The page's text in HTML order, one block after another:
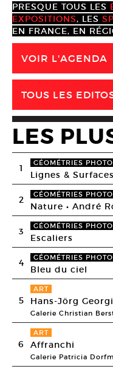
PRESQUE TOUS LES
EXPOSITIONS, LES
EN FRANCE, EN
VOIR L'AGENDA
TOUS LES
LES
1 GÉOMÉTRIES
Lignes & Surfaces
2 GÉOMÉTRIES
Nature • André
3 GÉOMÉTRIES
Escaliers
4 GÉOMÉTRIES
Bleu du ciel
5
ART
Hans-Jörg Georgi
Galerie Christian
6
ART
Affranchi
Galerie Patricia